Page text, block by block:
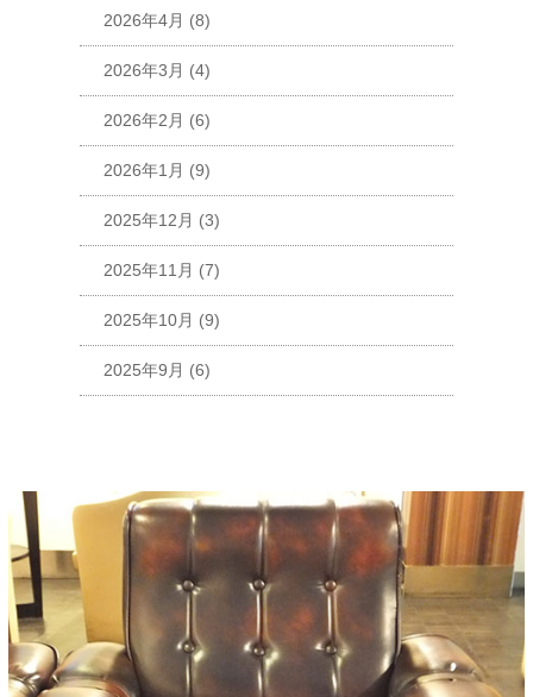
2026年4月 (8)
2026年3月 (4)
2026年2月 (6)
2026年1月 (9)
2025年12月 (3)
2025年11月 (7)
2025年10月 (9)
2025年9月 (6)